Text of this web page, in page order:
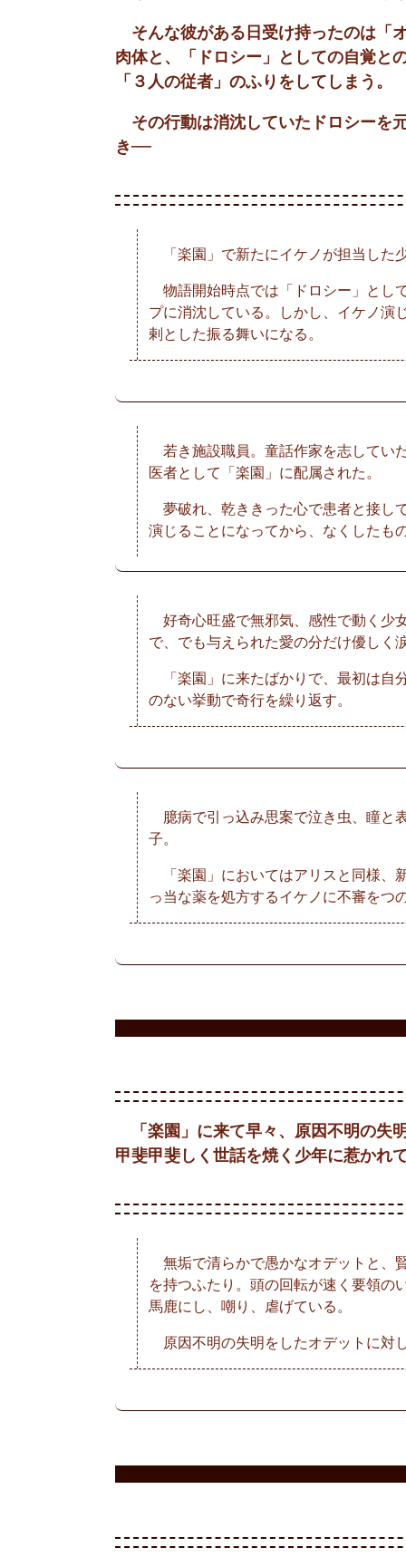
そんな彼がある日受け持ったのは「
肉体と、「ドロシー」としての自覚と
「３人の従者」のふりをしてしまう。
その行動は消沈していたドロシーを
き──
「楽園」で新たにイケノが担当した
物語開始時点では「ドロシー」とし
プに消沈している。しかし、イケノ演
剌とした振る舞いになる。
若き施設職員。童話作家を志してい
医者として「楽園」に配属された。
夢破れ、乾ききった心で患者と接し
演じることになってから、なくしたも
好奇心旺盛で無邪気、感性で動く少
で、でも与えられた愛の分だけ優しく
「楽園」に来たばかりで、最初は自
のない挙動で奇行を繰り返す。
臆病で引っ込み思案で泣き虫、瞳と
子。
「楽園」においてはアリスと同様、
っ当な薬を処方するイケノに不審をつ
「楽園」に来て早々、原因不明の失
甲斐甲斐しく世話を焼く少年に惹かれ
無垢で清らかで愚かなオデットと、
を持つふたり。頭の回転が速く要領の
馬鹿にし、嘲り、虐げている。
原因不明の失明をしたオデットに対